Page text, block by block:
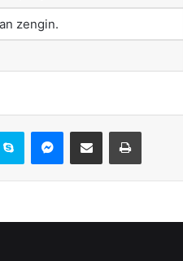
zengin.
Skype Messenger
E-Posta ile paylaş Yazdır